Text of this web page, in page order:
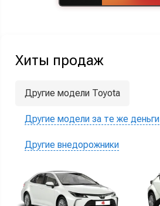
Хиты продаж
Другие модели Toyota
Другие модели за те же деньги
Другие внедорожники